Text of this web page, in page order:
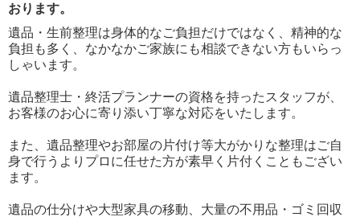
おります。
遺品・生前整理は身体的なご負担だけではなく、精神的な
負担も多く、なかなかご家族にも相談できない方もいらっ
しゃいます。
遺品整理士・終活プランナーの資格を持ったスタッフが、
お客様のお心に寄り添い丁寧な対応をいたします。
また、遺品整理やお部屋の片付け等大がかりな整理はご自
身で行うよりプロに任せた方が素早く片付くこともござい
ます。
遺品の仕分けや大型家具の移動、大量の不用品・ゴミ回収